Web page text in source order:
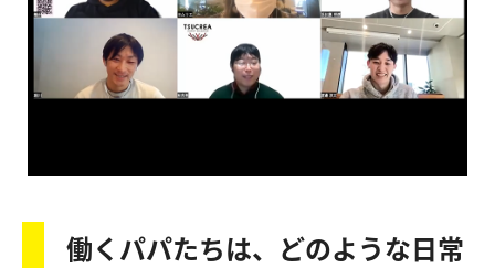
働くパパたちは、どのような日常